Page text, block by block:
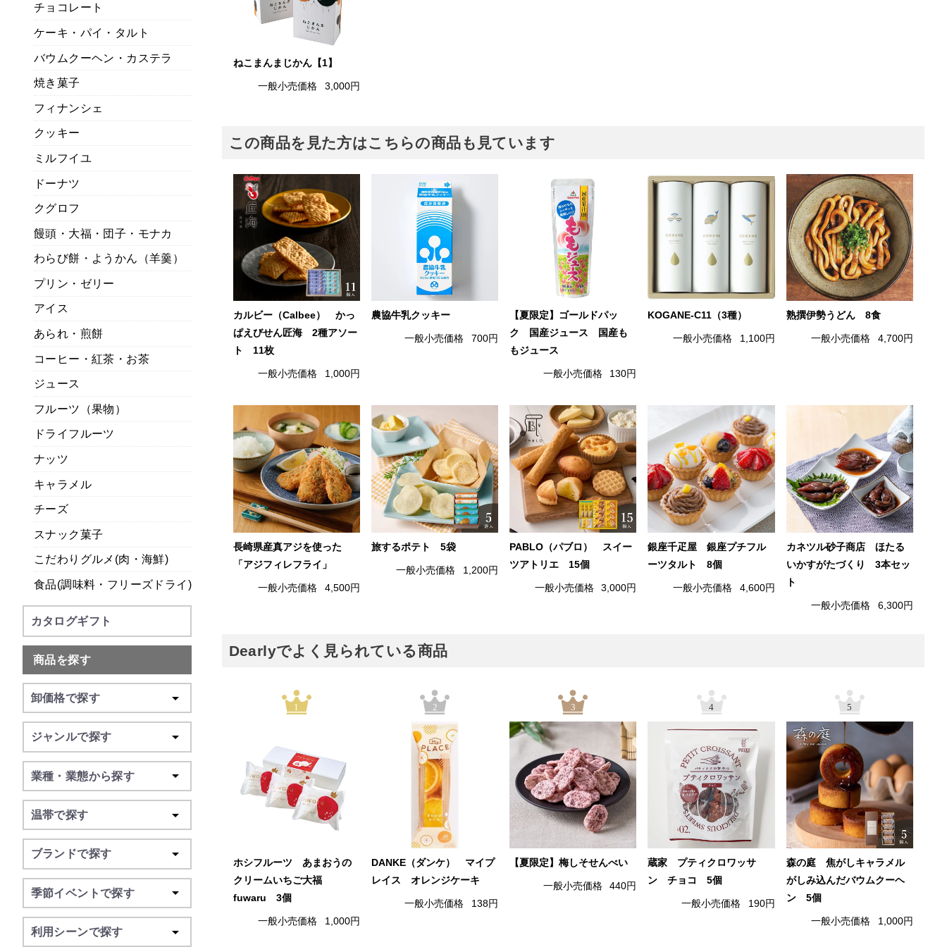
ねこまんまじかん【1】
一般小売価格 3,000円
この商品を見た方はこちらの商品も見ています
カルビー（Calbee） かっ
ぱえびせん匠海 2種アソー
ト 11枚
一般小売価格 1,000円
農協牛乳クッキー
一般小売価格 700円
【夏限定】ゴールドパッ
ク 国産ジュース 国産も
もジュース
一般小売価格 130円
KOGANE-C11（3種）
一般小売価格 1,100円
熟撰伊勢うどん 8食
一般小売価格 4,700円
長崎県産真アジを使った
「アジフィレフライ」
一般小売価格 4,500円
旅するポテト 5袋
一般小売価格 1,200円
PABLO（パブロ） スイー
ツアトリエ 15個
一般小売価格 3,000円
銀座千疋屋 銀座プチフル
ーツタルト 8個
一般小売価格 4,600円
カネツル砂子商店 ほたる
いかすがたづくり 3本セッ
ト
一般小売価格 6,300円
Dearlyでよく見られている商品
1
ホシフルーツ あまおうの
クリームいちご大福
fuwaru 3個
一般小売価格 1,000円
2
DANKE（ダンケ） マイプ
レイス オレンジケーキ
一般小売価格 138円
3
【夏限定】梅しそせんべい
一般小売価格 440円
4
蔵家 プティクロワッサ
ン チョコ 5個
一般小売価格 190円
5
森の庭 焦がしキャラメル
がしみ込んだバウムクーヘ
ン 5個
一般小売価格 1,000円
チョコレート
ケーキ・パイ・タルト
バウムクーヘン・カステラ
焼き菓子
フィナンシェ
クッキー
ミルフイユ
ドーナツ
クグロフ
饅頭・大福・団子・モナカ
わらび餅・ようかん（羊羹）
プリン・ゼリー
アイス
あられ・煎餅
コーヒー・紅茶・お茶
ジュース
フルーツ（果物）
ドライフルーツ
ナッツ
キャラメル
チーズ
スナック菓子
こだわりグルメ(肉・海鮮)
食品(調味料・フリーズドライ)
カタログギフト
商品を探す
卸価格で探す
ジャンルで探す
業種・業態から探す
温帯で探す
ブランドで探す
季節イベントで探す
利用シーンで探す